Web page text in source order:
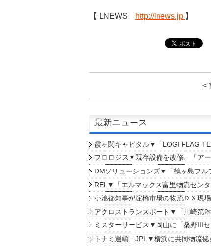
【 LNEWS http://lnews.jp 】
<
最新ニュース
霞ヶ関キャピタル▼「LOGI FLAG
プロロジス▼既存設備を改修、「ア
DMソリューションズ▼「鶴ヶ島フル
REL▼「エルマックス富里物流セン
小池都知事が淀橋市場の物流ＤＸ現
アクロストランスポート▼「川崎第2
ミスターサービス▼岡山に「桑野III
トナミ運輸・JPL▼横浜に共同物流拠